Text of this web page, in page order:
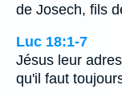
de Josech, fils
Luc 18:1-7
Jésus leur
qu'il faut